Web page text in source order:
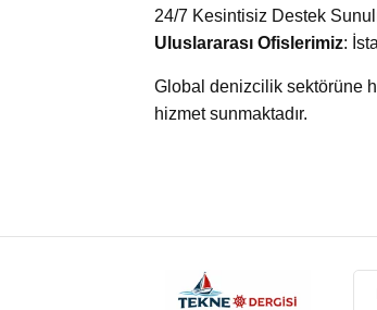
24/7 Kesintisiz Destek
Uluslararası Ofislerimiz:
Global denizcilik sektörüne
hizmet sunmaktadır.